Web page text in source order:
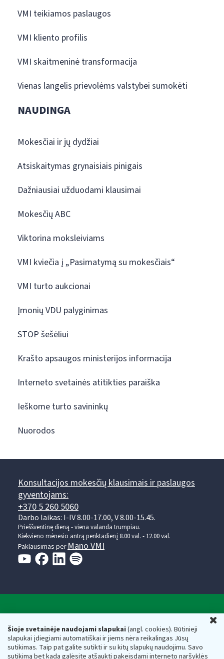
Šioje svetainėje naudojami slapukai(angl. cookies). Būtinieji
slapukai įdiegiami automatiškai ir jiems nėra reikalingas Jūsų
sutikimas. Taip pat galite sutikti ir su kitų slapukų naudojimu. Savo
sutikimą bet kada galėsite atšaukti pakeisdami interneto naršyklės
VMI teikiamos paslaugos
VMI kliento profilis
VMI skaitmeninė transformacija
Vienas langelis prievolėms valstybei sumokėti
NAUDINGA
Mokesčiai ir jų dydžiai
Atsiskaitymas grynaisiais pinigais
Dažniausiai užduodami klausimai
Mokesčių ABC
Viktorina moksleiviams
VMI kviečia į „Pasimatymą su mokesčiais“
VMI turto aukcionai
Įmonių VDU palyginimas
STOP šešėliui
Krašto apsaugos ministerijos informacija
Interneto svetainės atitikties paraiška
Ieškome turto savininkų
Nuorodos
Konsultacijos mokesčių klausimais ir paslaugos
gyventojams:
+370 5 260 5060
Darbo laikas: I-IV 8.00-17.00, V 8.00-15.45.
Prieššventinę dieną - viena valanda trumpiau.
Kiekvieno mėnesio antrą penktadienį 8.00 val. - 12.00 val.
Paklausimas per Mano VMI
Respublikos finansų ministerijos
Biudžetinė įstaiga. Juridinio asmens kodas — 188659752,
adresas: Vasario 16-osios g. 14, 01107 Vilnius, Lietuva, el.paštas: